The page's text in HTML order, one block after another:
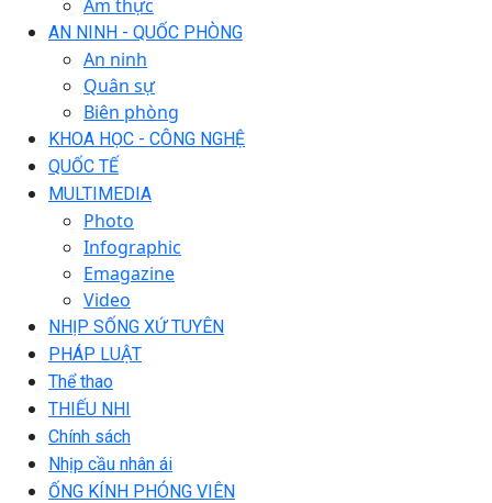
Ẩm thực
AN NINH - QUỐC PHÒNG
An ninh
Quân sự
Biên phòng
KHOA HỌC - CÔNG NGHỆ
QUỐC TẾ
MULTIMEDIA
Photo
Infographic
Emagazine
Video
NHỊP SỐNG XỨ TUYÊN
PHÁP LUẬT
Thể thao
THIẾU NHI
Chính sách
Nhịp cầu nhân ái
ỐNG KÍNH PHÓNG VIÊN